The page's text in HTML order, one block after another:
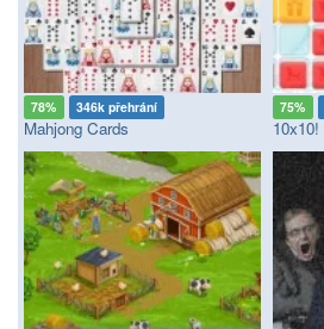
78% 346k přehrání
Mahjong Cards
75%
10x10!